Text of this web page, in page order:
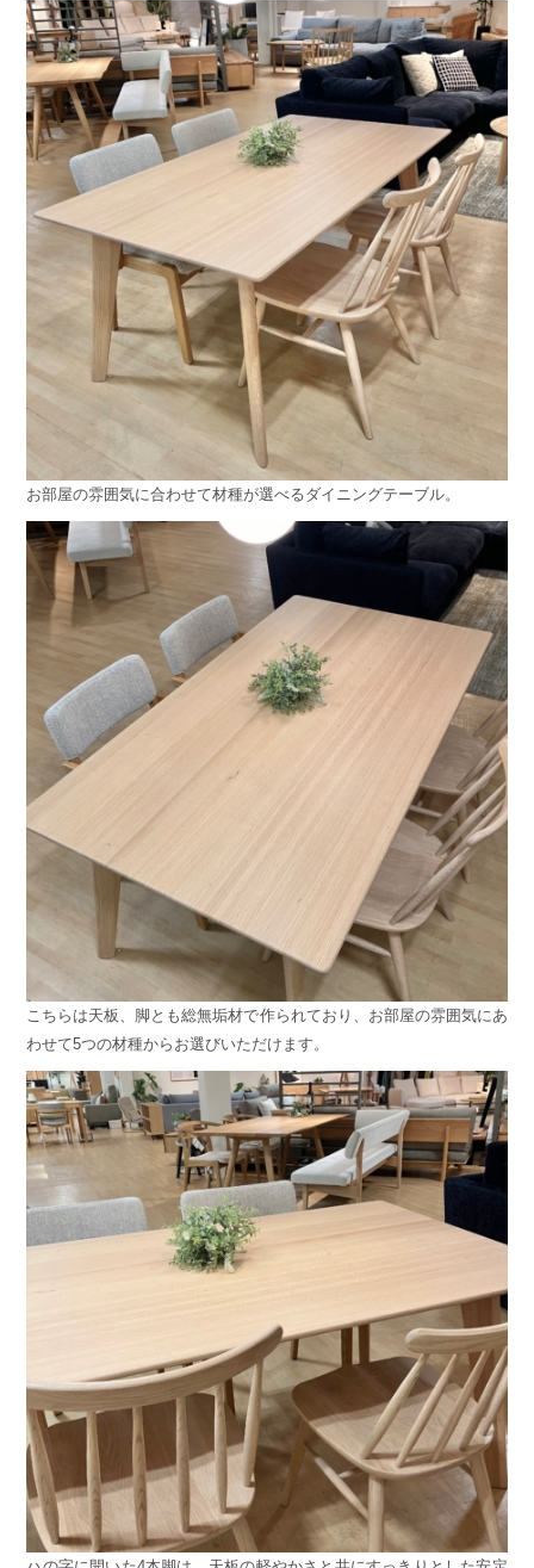
お部屋の雰囲気に合わせて材種が選べるダイニングテーブル。
こちらは天板、脚とも総無垢材で作られており、お部屋の雰囲気にあ
わせて5つの材種からお選びいただけます。